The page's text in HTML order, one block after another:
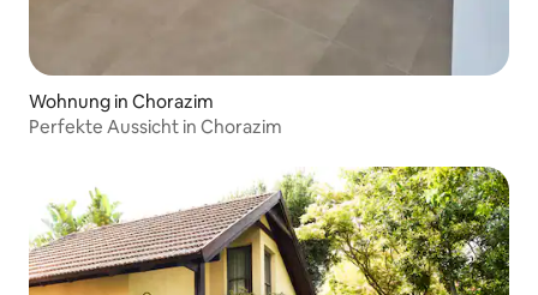
Wohnung in Chorazim
Perfekte Aussicht in Chorazim